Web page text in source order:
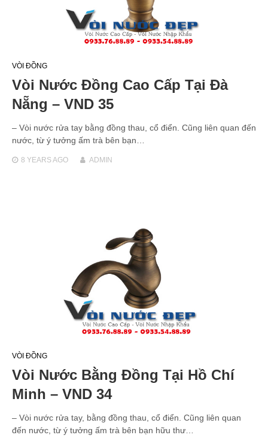
VÒI ĐỒNG
Vòi Nước Đồng Cao Cấp Tại Đà
Nẵng – VND 35
– Vòi nước rửa tay bằng đồng thau, cổ điển. Cũng liên quan đến
nước, từ ý tưởng ấm trà bên bạn…
8 YEARSAGO ADMIN
VÒI ĐỒNG
Vòi Nước Bằng Đồng Tại Hồ Chí
Minh – VND 34
– Vòi nước rửa tay, bằng đồng thau, cổ điển. Cũng liên quan
đến nước, từ ý tưởng ấm trà bên bạn hữu thư…